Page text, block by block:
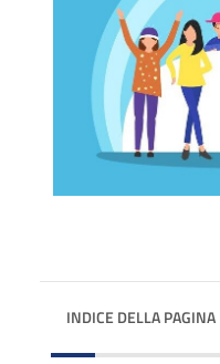
INDICE DELLA PAGINA